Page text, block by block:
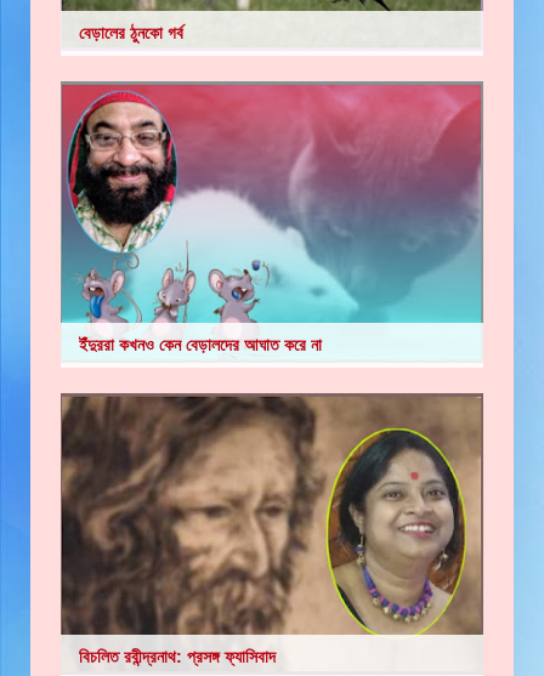
বেড়ালের ঠুনকো গর্ব
ইঁদুররা কখনও কেন বেড়ালদের আঘাত করে না
বিচলিত রবীন্দ্রনাথ: প্রসঙ্গ ফ্যাসিবাদ